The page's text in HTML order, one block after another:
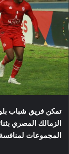
تمكن فريق شباب
الزمالك المصري
المجموعات لمنافسة